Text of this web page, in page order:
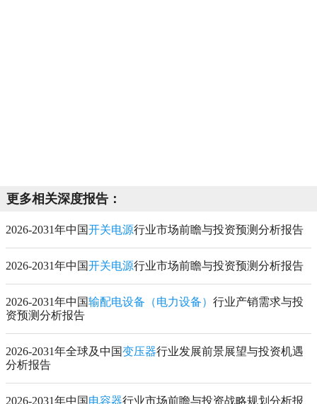
更多相关深度报告：
2026-2031年中国开关电源行业市场前瞻与投资预测分析报告
2026-2031年中国开关电源行业市场前瞻与投资预测分析报告
2026-2031年中国输配电设备（电力设备） 行业产销需求与投
资预测分析报告
2026-2031年全球及中国变压器行业发展前景展望与投资机遇
分析报告
2026-2031年中国 电容器行业市场前瞻与投资战略规划分析报